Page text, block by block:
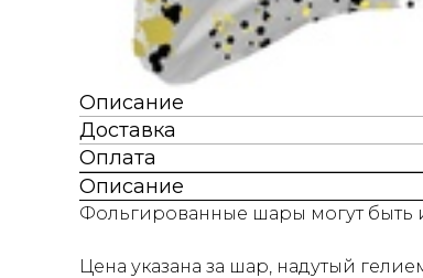
Описание
Доставка
Оплата
Описание
Фольгированные шары могут быть
Цена указана за шар, надутый